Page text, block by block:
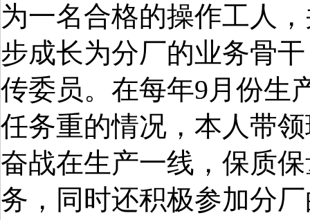
为一名合格的操作工人
步成长为分厂的业务骨
传委员。在每年9月份生
任务重的情况，本人带
奋战在生产一线，保质
务，同时还积极参加分